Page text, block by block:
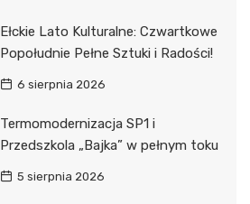
Ełckie Lato Kulturalne: Czwartkowe
Popołudnie Pełne Sztuki i Radości!
6 sierpnia 2026
Termomodernizacja SP1 i
Przedszkola „Bajka” w pełnym toku
5 sierpnia 2026